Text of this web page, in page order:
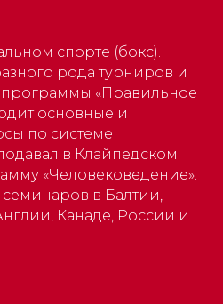
спорте (бокс).
рода турниров и
«Правильное
основные и
по системе
в Клайпедском
«Человековедение».
в Балтии,
Канаде, России и